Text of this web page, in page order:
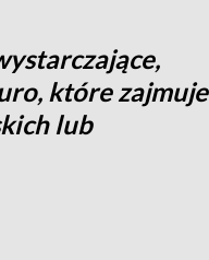
które zajmuje
lub